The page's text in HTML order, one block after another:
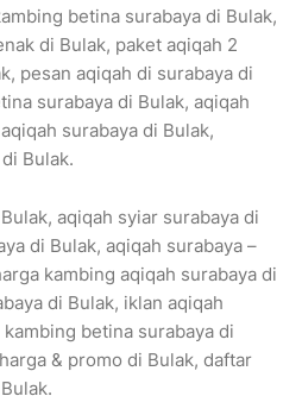
betina surabaya di Bulak,
di Bulak, paket aqiqah 2
pesan aqiqah di surabaya di
surabaya di Bulak, aqiqah
surabaya di Bulak,
Bulak.
aqiqah syiar surabaya di
di Bulak, aqiqah surabaya –
kambing aqiqah surabaya di
di Bulak, iklan aqiqah
betina surabaya di
& promo di Bulak, daftar